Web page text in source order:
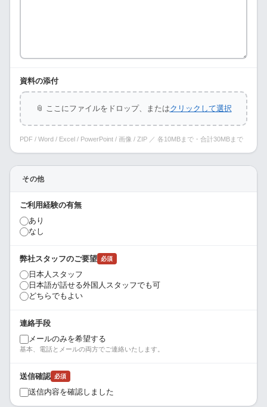
資料の添付
📎 ここにファイルをドロップ、またはクリックして選択
PDF / Word / Excel / PowerPoint / 画像 / ZIP ／ 各10MBまで・合計30MBまで
その他
ご利用経験の有無
あり
なし
弊社スタッフのご要望 必須
日本人スタッフ
日本語が話せる外国人スタッフでも可
どちらでもよい
連絡手段
メールのみを希望する
基本、電話とメールの両方でご連絡いたします。
送信確認 必須
送信内容を確認しました